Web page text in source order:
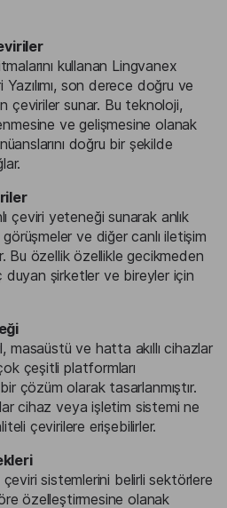
kullanan Lingvanex
son derece doğru ve
çeviriler sunar. Bu teknoloji,
ve gelişmesine olanak
doğru bir şekilde
çeviri yeteneği sunarak anlık
ve diğer canlı iletişim
Bu özellik özellikle gecikmeden
duyan şirketler ve bireyler için
masaüstü ve hatta akıllı cihazlar
çeşitli platformları
çözüm olarak tasarlanmıştır.
cihaz veya işletim sistemi ne
çevirilere erişebilirler.
çeviri sistemlerini belirli sektörlere
özelleştirmesine olanak